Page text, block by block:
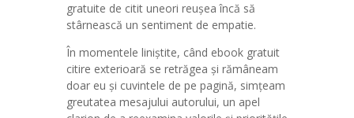
gratuite de citit uneori reușea încă să
stârnească un sentiment de empatie.
În momentele liniștite, când ebook gratuit
citire exterioară se retrăgea și rămâneam
doar eu și cuvintele de pe pagină, simțeam
greutatea mesajului autorului, un apel